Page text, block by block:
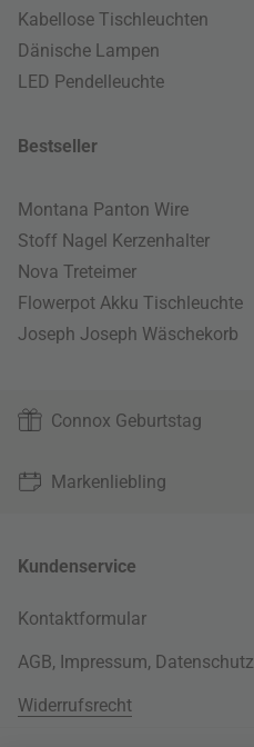
Kabellose Tischleuchten
Dänische Lampen
LED Pendelleuchte
Bestseller
Montana Panton Wire
Stoff Nagel Kerzenhalter
Nova Treteimer
Flowerpot Akku Tischleuchte
Joseph Joseph Wäschekorb
Connox Geburtstag
Markenliebling
Kundenservice
Kontaktformular
AGB, Impressum, Datenschutz
Widerrufsrecht